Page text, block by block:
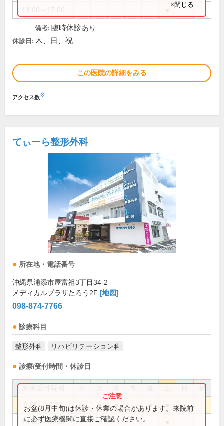
×閉じる
備考: 臨時休診あり
休診日: 木、日、祝
この医院の詳細をみる
アクセス数※
てぃーら整形外科
所在地・電話番号
沖縄県浦添市屋富祖3丁目34-2
メディカルプラザたろう2F [地図]
098-874-7766
診療科目
整形外科 リハビリテーション科
診療/受付時間・休診日
祝
9:00～12:30 ● ● ● ●
14:00～15:30
お盆(8月中旬)は休診・休業の場合があります。来院前
に必ず医療機関に直接ご確認ください。